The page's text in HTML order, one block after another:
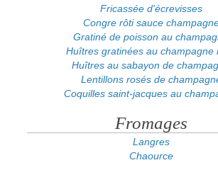
Fricassée d'écrevisses
Congre rôti sauce
Gratiné de poisson au
Huîtres gratinées au champagne
Huîtres au sabayon de
Lentillons rosés de
Coquilles saint-jacques au
Fromages
Langres
Chaource